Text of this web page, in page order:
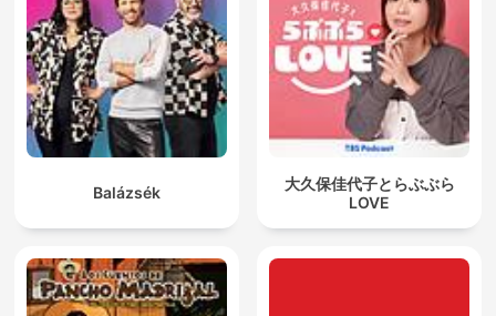
Balázsék
大久保佳代子とらぶぶら
LOVE